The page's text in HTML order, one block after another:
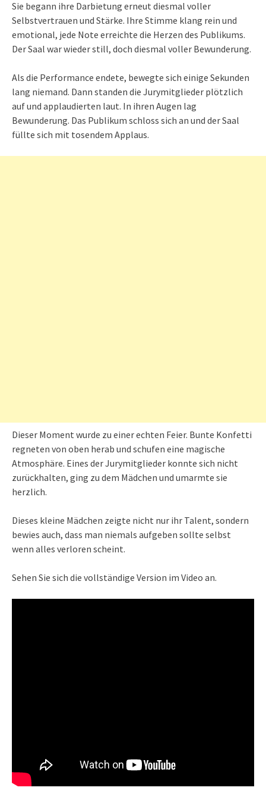
Sie begann ihre Darbietung erneut diesmal voller
Selbstvertrauen und Stärke. Ihre Stimme klang rein und
emotional, jede Note erreichte die Herzen des Publikums.
Der Saal war wieder still, doch diesmal voller Bewunderung.
Als die Performance endete, bewegte sich einige Sekunden
lang niemand. Dann standen die Jurymitglieder plötzlich
auf und applaudierten laut. In ihren Augen lag
Bewunderung. Das Publikum schloss sich an und der Saal
füllte sich mit tosendem Applaus.
Dieser Moment wurde zu einer echten Feier. Bunte Konfetti
regneten von oben herab und schufen eine magische
Atmosphäre. Eines der Jurymitglieder konnte sich nicht
zurückhalten, ging zu dem Mädchen und umarmte sie
herzlich.
Dieses kleine Mädchen zeigte nicht nur ihr Talent, sondern
bewies auch, dass man niemals aufgeben sollte selbst
wenn alles verloren scheint.
Sehen Sie sich die vollständige Version im Video an.